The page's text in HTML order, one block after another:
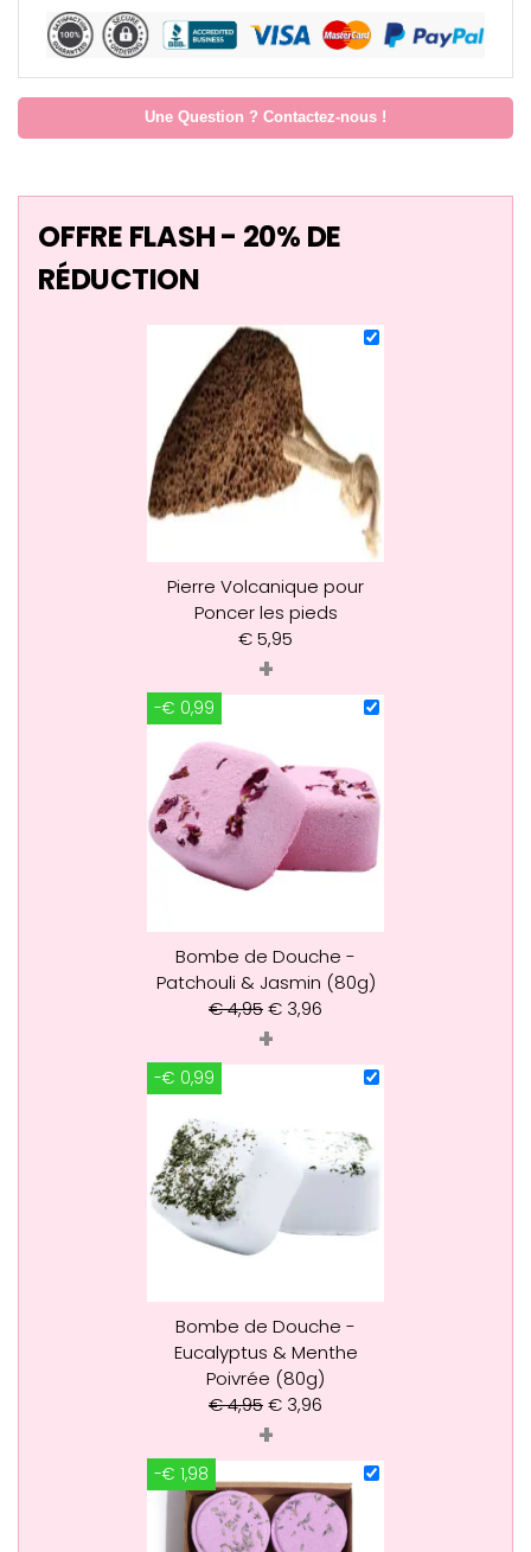
Une Question ? Contactez-nous !
OFFRE FLASH - 20% DE
RÉDUCTION
Pierre Volcanique pour
Poncer les pieds
€5,95
+
-€ 0,99
Bombe de Douche -
Patchouli & Jasmin (80g)
€4,95€ 3,96
+
-€ 0,99
Bombe de Douche -
Eucalyptus & Menthe
Poivrée (80g)
€4,95€ 3,96
+
-€ 1,98